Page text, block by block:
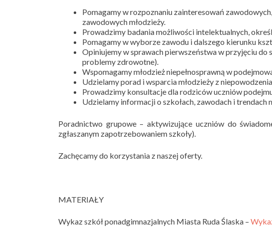
Pomagamy w rozpoznaniu zainteresowań
zawodowych młodzieży.
Prowadzimy badania możliwości intelektualnych,
Pomagamy w wyborze zawodu i dalszego kierunku
Opiniujemy w sprawach pierwszeństwa w przyjęciu
problemy zdrowotne).
Wspomagamy młodzież niepełnosprawną w
Udzielamy porad i wsparcia młodzieży z
Prowadzimy konsultacje dla rodziców uczniów
Udzielamy informacji o szkołach, zawodach i trendach
Poradnictwo grupowe – aktywizujące uczniów do
zgłaszanym zapotrzebowaniem szkoły).
Zachęcamy do korzystania z naszej oferty.
MATERIAŁY
Wykaz szkół ponadgimnazjalnych Miasta Ruda Ślaska –